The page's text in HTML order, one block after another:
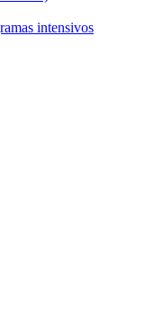
intensivos